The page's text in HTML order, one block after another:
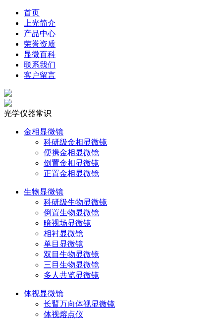
首页
上光简介
产品中心
荣誉资质
显微百科
联系我们
客户留言
光学仪器常识
金相显微镜
科研级金相显微镜
便携金相显微镜
倒置金相显微镜
正置金相显微镜
生物显微镜
科研级生物显微镜
倒置生物显微镜
暗视场显微镜
相衬显微镜
单目显微镜
双目生物显微镜
三目生物显微镜
多人共览显微镜
体视显微镜
长臂万向体视显微镜
体视熔点仪